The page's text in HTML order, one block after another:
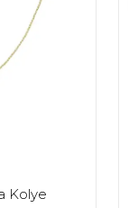
Kolye